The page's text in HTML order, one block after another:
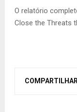
O relatório
Close the Threats
COMPARTILHAR